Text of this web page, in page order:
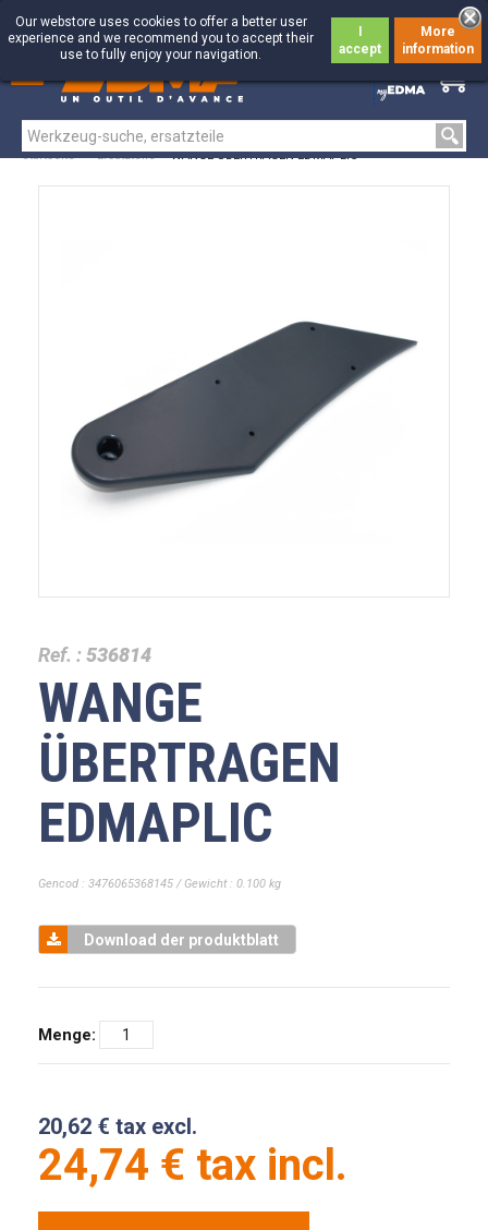
0
0
Our webstore uses cookies to offer a better user
experience and we recommend you to accept their
use to fully enjoy your navigation.
accept
More
information
Startseite > Ersatzteile > WANGE ÜBERTRAGEN EDMAPLIC
Ref. :536814
WANGE
ÜBERTRAGEN
EDMAPLIC
Gencod : 3476065368145 / Gewicht : 0.100 kg
Download der produktblatt
Menge:
20,62 € tax excl.
24,74 € tax incl.